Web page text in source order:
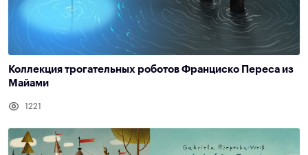
Коллекция трогательных роботов Франциско Переса из
Майами
1221